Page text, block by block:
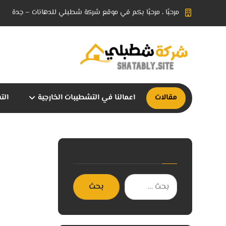
مرحبًا ، مرحبًا بكم في موقع شركة شطبلي للدهانات – جدة
مقالات اعمالنا في التشطيبات الخارجية